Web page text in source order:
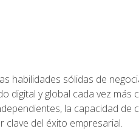
habilidades sólidas de
digital y global cada vez
la capacidad
clave del éxito empresarial.